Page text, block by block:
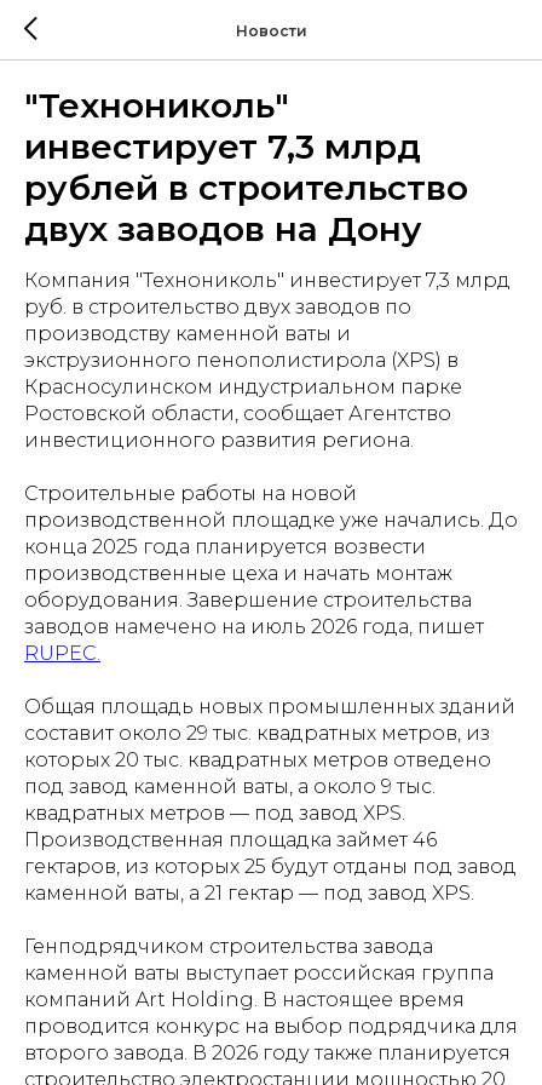
Новости
"Технониколь"
инвестирует 7,3 млрд
рублей в строительство
двух заводов на Дону
Компания "Технониколь" инвестирует 7,3 млрд
руб. в строительство двух заводов по
производству каменной ваты и
экструзионного пенополистирола (XPS) в
Красносулинском индустриальном парке
Ростовской области, сообщает Агентство
инвестиционного развития региона.
Строительные работы на новой
производственной площадке уже начались. До
конца 2025 года планируется возвести
производственные цеха и начать монтаж
оборудования. Завершение строительства
заводов намечено на июль 2026 года, пишет
RUPEC.
Общая площадь новых промышленных зданий
составит около 29 тыс. квадратных метров, из
которых 20 тыс. квадратных метров отведено
под завод каменной ваты, а около 9 тыс.
квадратных метров — под завод XPS.
Производственная площадка займет 46
гектаров, из которых 25 будут отданы под завод
каменной ваты, а 21 гектар — под завод XPS.
Генподрядчиком строительства завода
каменной ваты выступает российская группа
компаний Art Holding. В настоящее время
проводится конкурс на выбор подрядчика для
второго завода. В 2026 году также планируется
строительство электростанции мощностью 20